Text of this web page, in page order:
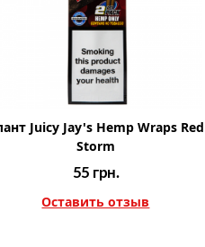
Juicy Jay's Hemp Wraps Red
Storm
55 грн.
Оставить отзыв